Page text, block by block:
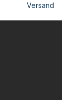
Versand